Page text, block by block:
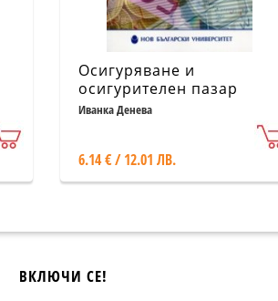
Осигуряване и
осигурителен пазар
Иванка Денева
6.14 € / 12.01 ЛВ.
ВКЛЮЧИ СЕ!